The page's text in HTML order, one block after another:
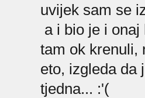
uvijek sam se
a i bio je i
tam ok krenuli,
eto, izgleda da
tjedna... :'(